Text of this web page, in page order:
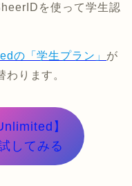
を使って学生認
の「学生プラン」 が
ります。
】
してみる